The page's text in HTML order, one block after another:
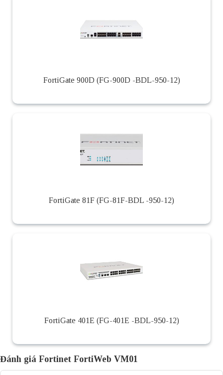
FortiGate 900D (FG-900D -BDL-950-12)
FortiGate 81F (FG-81F-BDL -950-12)
FortiGate 401E (FG-401E -BDL-950-12)
Đánh giá Fortinet FortiWeb VM01